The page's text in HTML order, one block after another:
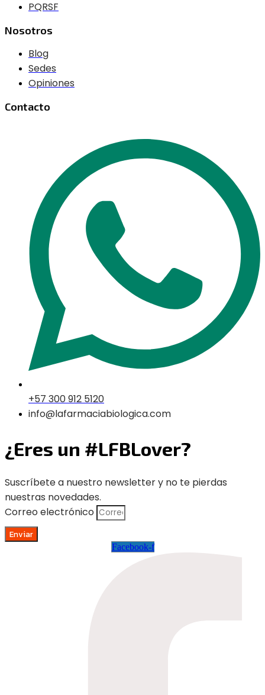
PQRSF
Nosotros
Blog
Sedes
Opiniones
Contacto
+57 300 912 5120
info@lafarmaciabiologica.com
¿Eres un #LFBLover?
Suscríbete a nuestro newsletter y no te pierdas
nuestras novedades.
Correo electrónico
Enviar
Facebook-f